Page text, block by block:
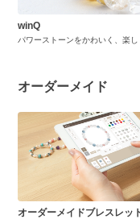
winQ
パワーストーンをかわいく、楽し
オーダーメイド
オーダーメイドブレスレッ